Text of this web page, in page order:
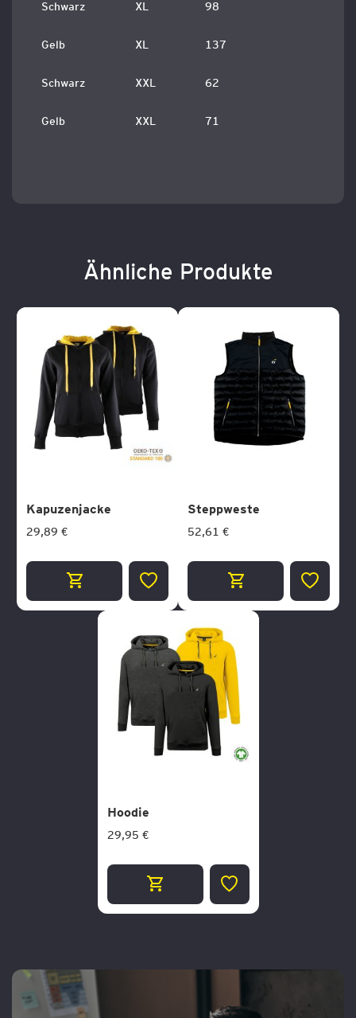
Schwarz XL 98
Gelb XL 137
Schwarz XXL 62
Gelb XXL 71
Ähnliche Produkte
Kapuzenjacke
29,89 €
ZUR
HINZUFÜGEN
Steppweste
52,61 €
ZUR
Hoodie
29,95 €
ZUR